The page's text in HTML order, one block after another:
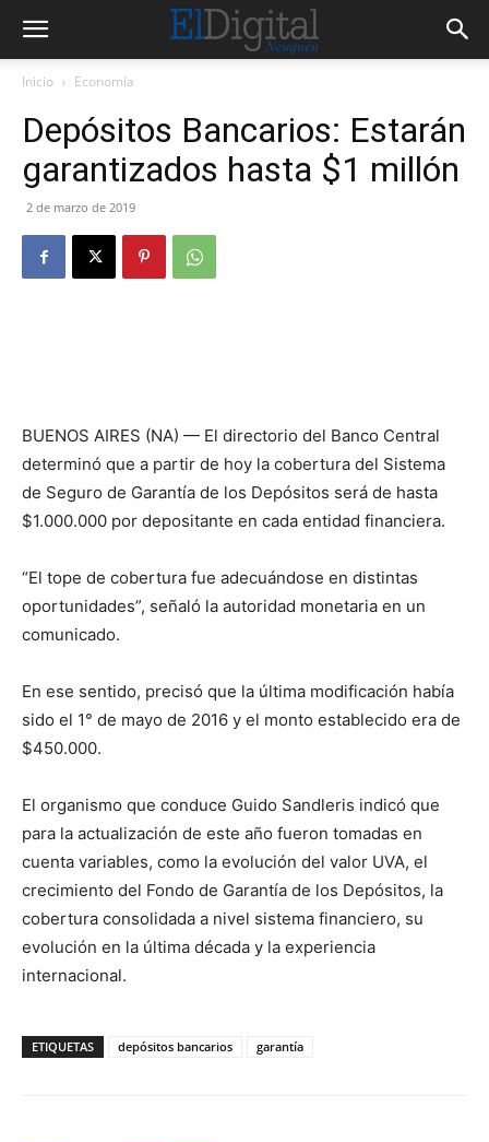
Inicio Economía
Depósitos Bancarios: Estarán
garantizados hasta $1 millón
2 de marzo de 2019
BUENOS AIRES (NA) — El directorio del Banco Central
determinó que a partir de hoy la cobertura del Sistema
de Seguro de Garantía de los Depósitos será de hasta
$1.000.000 por depositante en cada entidad financiera.
“El tope de cobertura fue adecuándose en distintas
oportunidades”, señaló la autoridad monetaria en un
comunicado.
En ese sentido, precisó que la última modificación había
sido el 1° de mayo de 2016 y el monto establecido era de
$450.000.
El organismo que conduce Guido Sandleris indicó que
para la actualización de este año fueron tomadas en
cuenta variables, como la evolución del valor UVA, el
crecimiento del Fondo de Garantía de los Depósitos, la
cobertura consolidada a nivel sistema financiero, su
evolución en la última década y la experiencia
internacional.
ETIQUETAS depósitos bancarios garantía